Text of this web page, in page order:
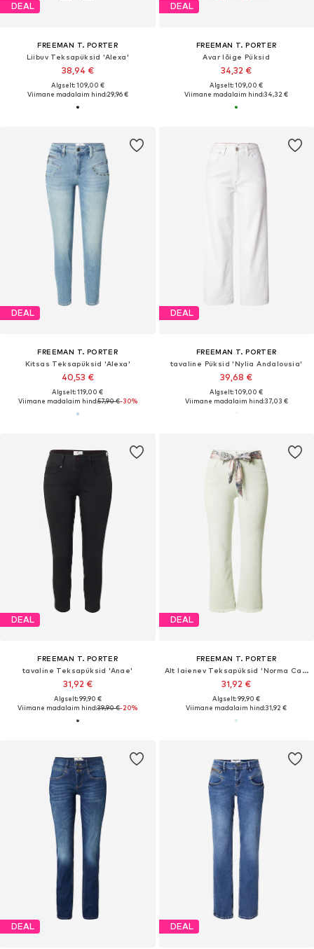
DEAL
FREEMAN T. PORTER
Liibuv Teksapüksid 'Alexa'
38,94 €
Algselt: 109,00 €
Viimane madalaim hind:29,96 €
DEAL
FREEMAN T. PORTER
Avar lõige Püksid
34,32 €
Algselt: 109,00 €
Viimane madalaim hind:34,32 €
DEAL
FREEMAN T. PORTER
Kitsas Teksapüksid 'Alexa'
40,53 €
Algselt: 119,00 €
Viimane madalaim hind:57,90 €-30%
DEAL
FREEMAN T. PORTER
tavaline Püksid 'Nylia Andalousia'
39,68 €
Algselt: 109,00 €
Viimane madalaim hind:37,03 €
DEAL
FREEMAN T. PORTER
tavaline Teksapüksid 'Anae'
31,92 €
Algselt: 99,90 €
Viimane madalaim hind:39,90 €-20%
DEAL
FREEMAN T. PORTER
Alt laienev Teksapüksid 'Norma California'
31,92 €
Algselt: 99,90 €
Viimane madalaim hind:31,92 €
DEAL DEAL